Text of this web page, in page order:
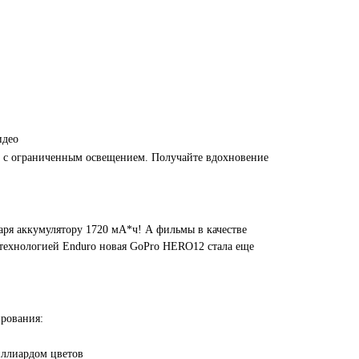
ограниченным освещением. Получайте вдохновение
аккумулятору 1720 мА*ч! А фильмы в качестве
Enduro новая GoPro HERO12 стала еще
цветов